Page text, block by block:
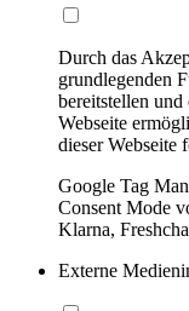
Durch das
grundlegenden
bereitstellen
Webseite
dieser Webseite
Google Tag
Consent Mode
Klarna,
Externe